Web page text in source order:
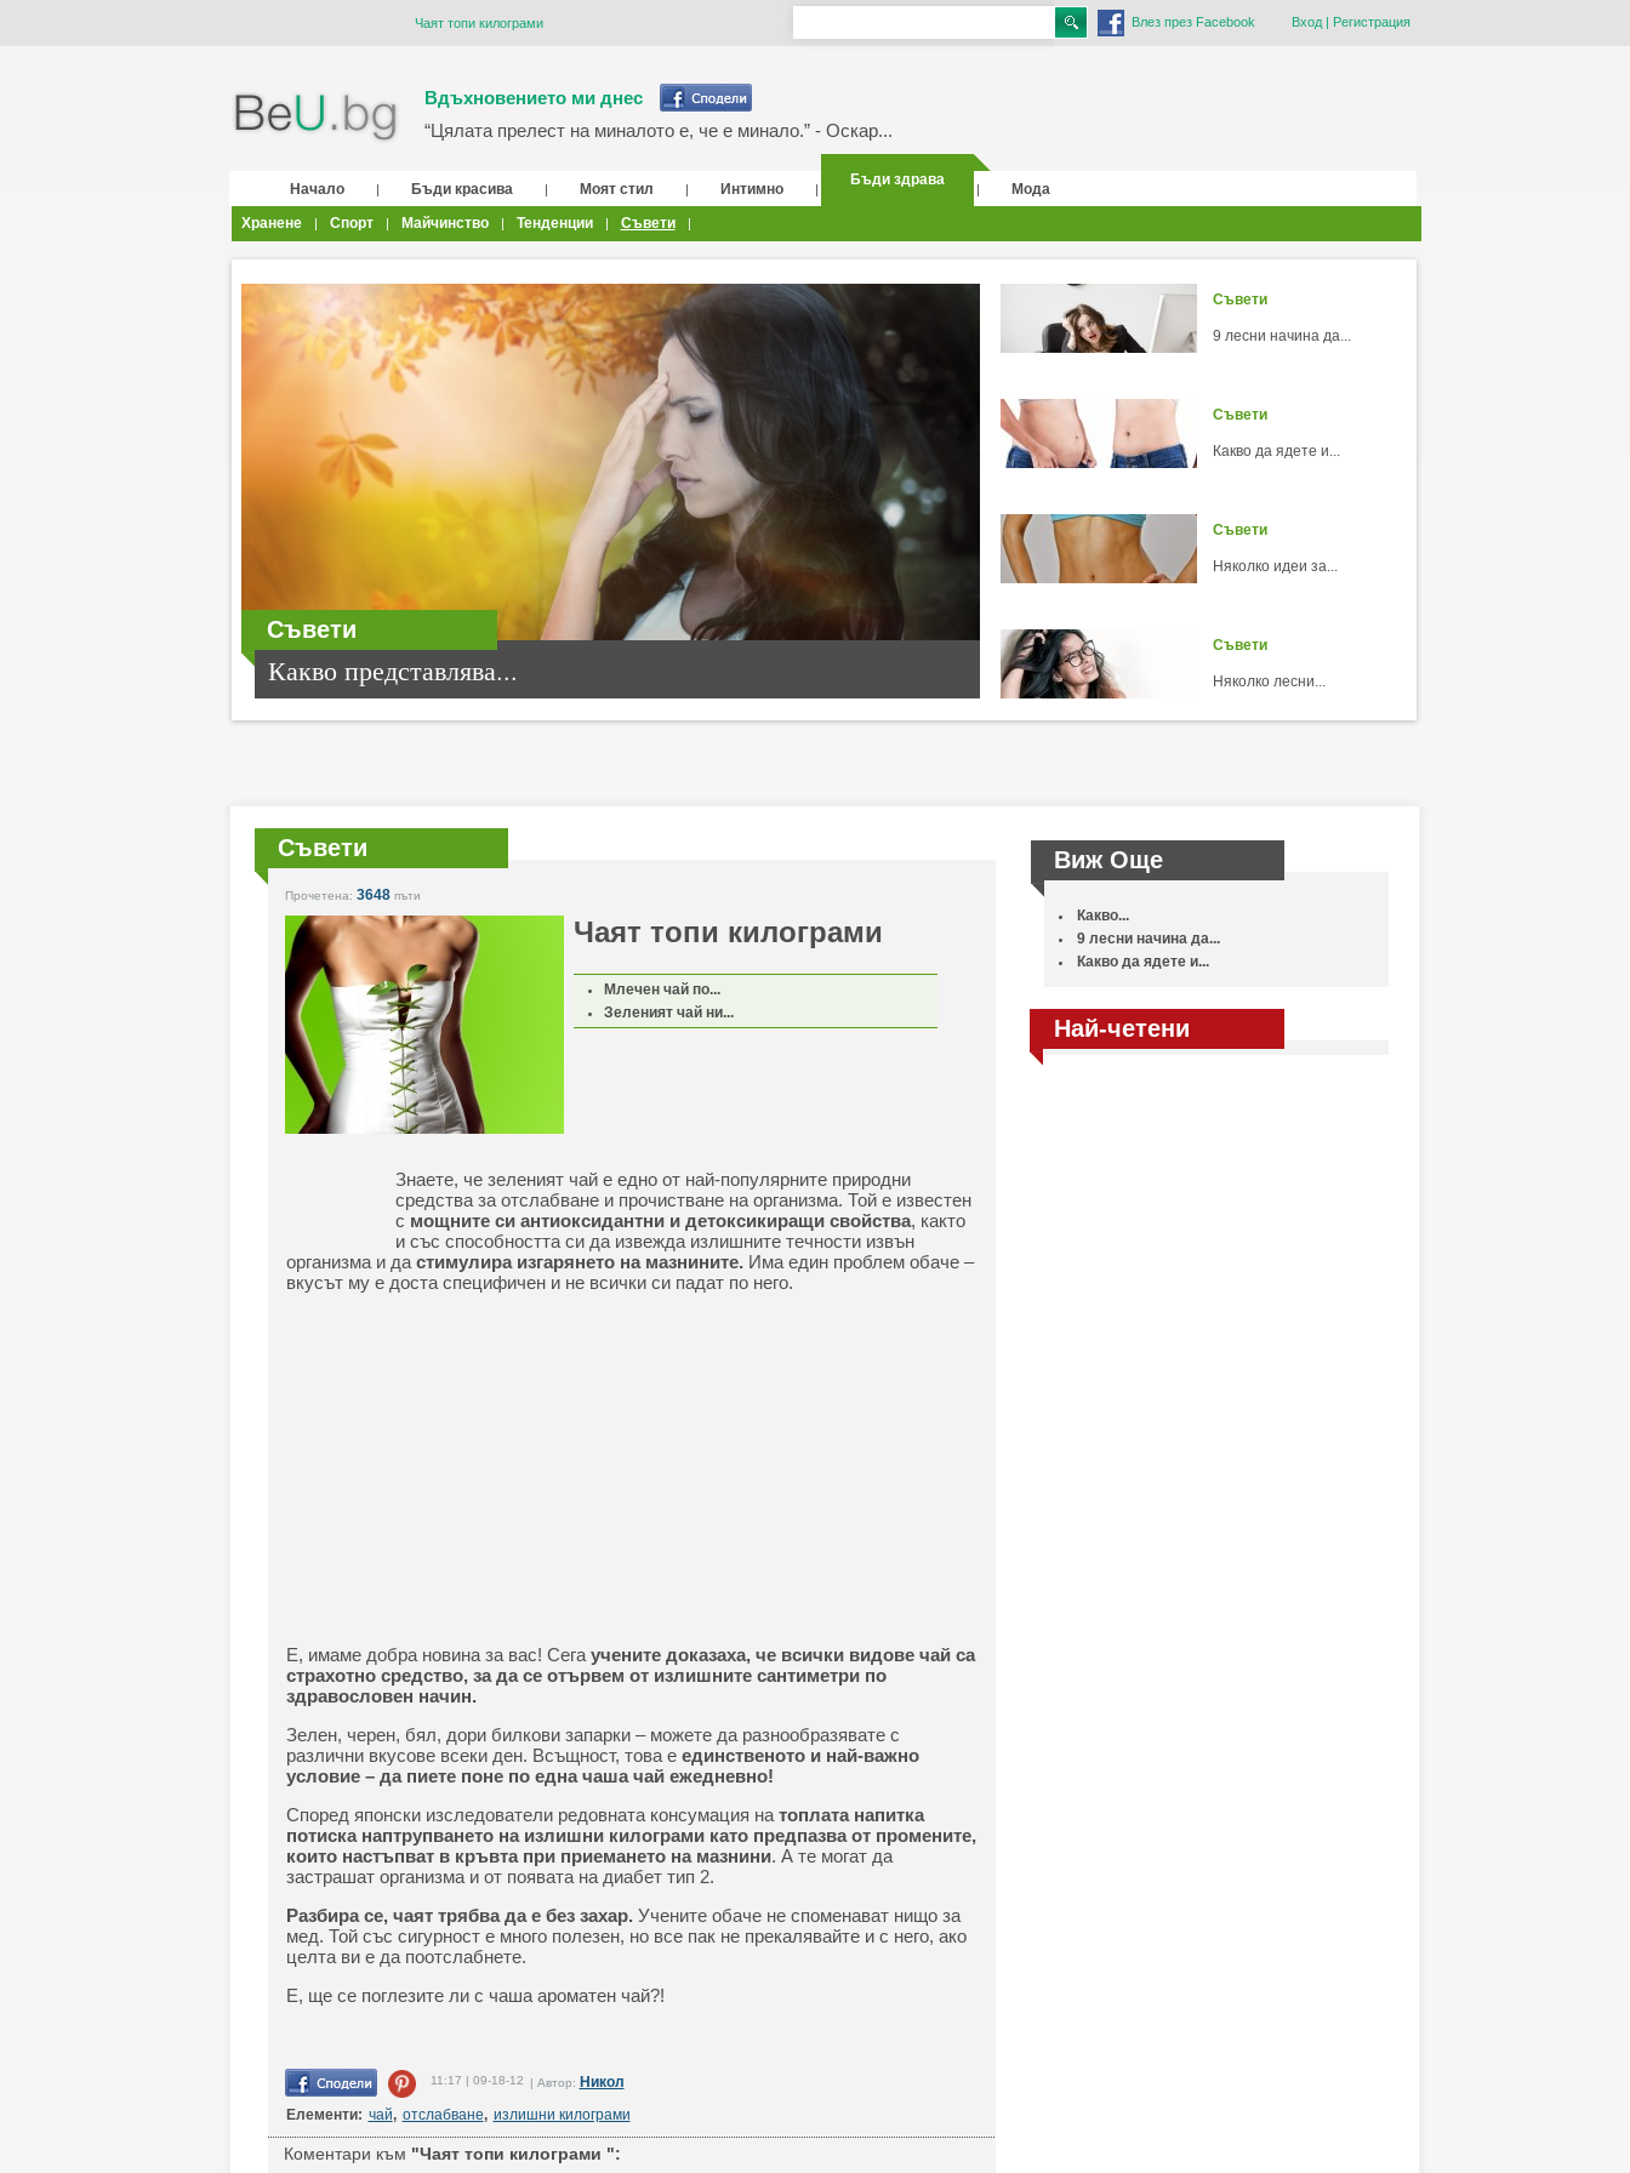
Чаят топи килограми Влез през Facebook Вход| Регистрация
Вдъхновението ми днес
“Цялата прелест на миналото е, че е минало.” - Оскар...
Начало | Бъди красива | Моят стил | Интимно |
Бъди здрава
|
Мода
Хранене
| Спорт | Майчинство | Тенденции | Съвети |
Съвети
Какво представлява...
Съвети
9 лесни начина да...
Съвети
Какво да ядете и...
Съвети
Няколко идеи за...
Съвети
Няколко лесни...
Съвети
Прочетена: 3648пъти
Чаят топи килограми
Млечен чай по...
Зеленият чай ни...
Знаете, че зеленият чай е едно от най-популярните природни
средства за отслабване и прочистване на организма. Той е известен
с мощните си антиоксидантни и детоксикиращи свойства, както
и със способността си да извежда излишните течности извън
организма и да стимулира изгарянето на мазнините.Има един проблем обаче –
вкусът му е доста специфичен и не всички си падат по него.
Е, имаме добра новина за вас! Сега учените доказаха, че всички видове чай са
страхотно средство, за да се отървем от излишните сантиметри по
здравословен начин.
Зелен, черен, бял, дори билкови запарки – можете да разнообразявате с
различни вкусове всеки ден. Всъщност, това е единственото и най-важно
условие – да пиете поне по една чаша чай ежедневно!
Според японски изследователи редовната консумация натоплата напитка
потиска наптрупването на излишни килограми като предпазва от промените,
които настъпват в кръвта при приемането на мазнини. А те могат да
застрашат организма и от появата на диабет тип 2.
Разбира се, чаят трябва да е без захар. Учените обаче не споменават нищо за
мед. Той със сигурност е много полезен, но все пак не прекалявайте и с него, ако
целта ви е да поотслабнете.
Е, ще се поглезите ли с чаша ароматен чай?!
11:17 | 09-18-12 | Автор: Никол
Елементи: чай, отслабване, излишни килограми
Коментари към "Чаят топи килограми ":
Виж Още
Какво...
9 лесни начина да...
Какво да ядете и...
Най-четени